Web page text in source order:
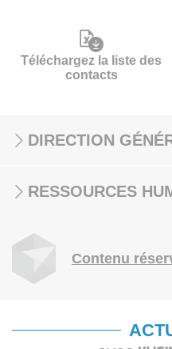
Téléchargez la liste des
contacts
DIRECTION
RESSOURCES
Contenu